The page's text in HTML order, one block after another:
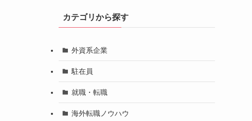
カテゴリから探す
外資系企業
駐在員
就職・転職
海外転職ノウハウ